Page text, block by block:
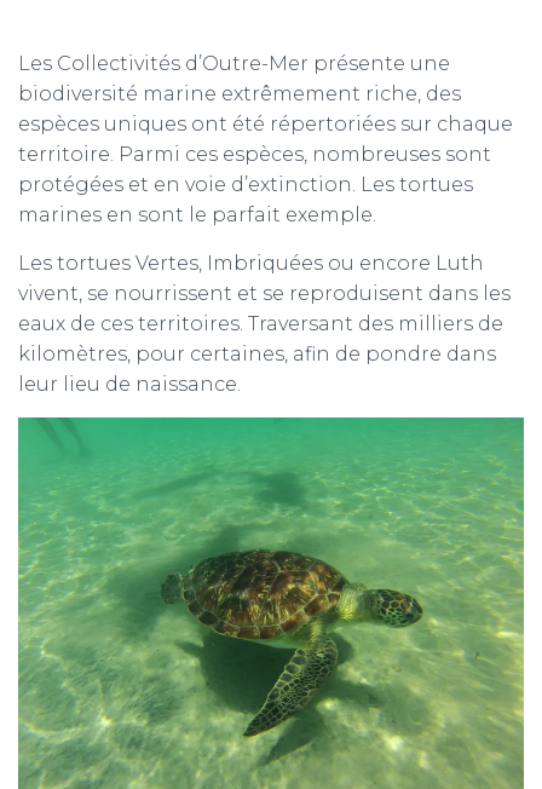
Les Collectivités d’Outre-Mer présente une
biodiversité marine extrêmement riche, des
espèces uniques ont été répertoriées sur chaque
territoire. Parmi ces espèces, nombreuses sont
protégées et en voie d’extinction. Les tortues
marines en sont le parfait exemple.
Les tortues Vertes, Imbriquées ou encore Luth
vivent, se nourrissent et se reproduisent dans les
eaux de ces territoires. Traversant des milliers de
kilomètres, pour certaines, afin de pondre dans
leur lieu de naissance.